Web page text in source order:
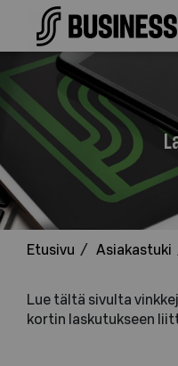
Laskutus
Etusivu / Asiakastuki
Lue tältä sivulta
kortin laskutukseen